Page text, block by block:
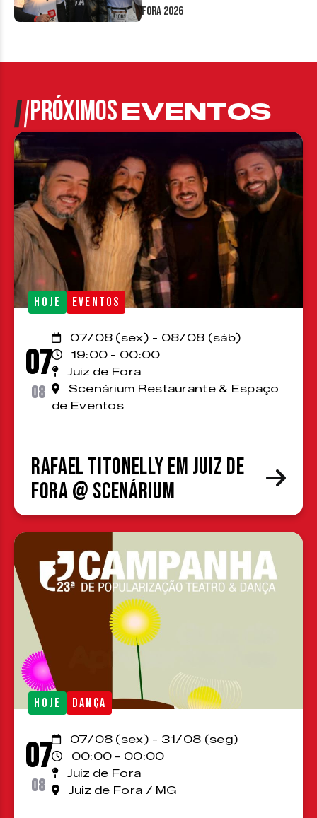
Fora 2026
PRÓXIMOSEVENTOS
HOJE EVENTOS
07
08
07/08 (sex) - 08/08 (sáb)
19:00 - 00:00
Juiz de Fora
Scenárium Restaurante & Espaço
de Eventos
Rafael Titonelly em Juiz de
Fora @ Scenárium
HOJE DANÇA
07
08
07/08 (sex) - 31/08 (seg)
00:00 - 00:00
Juiz de Fora
Juiz de Fora / MG